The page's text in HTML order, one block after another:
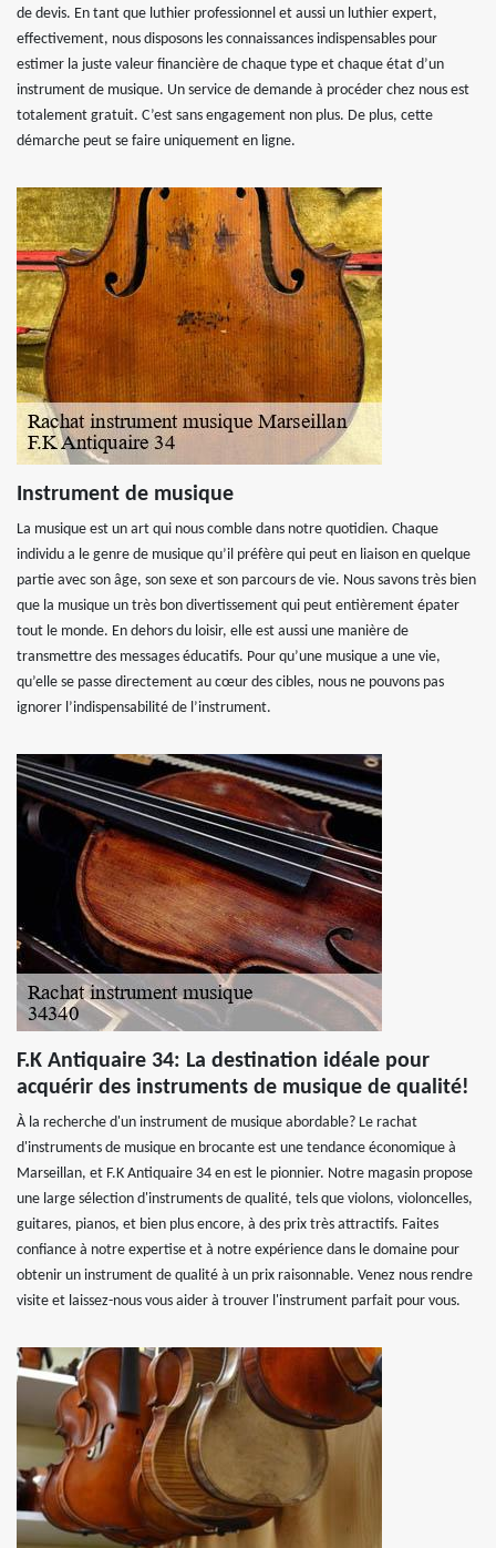
de devis. En tant que luthier professionnel et aussi un luthier expert,
effectivement, nous disposons les connaissances indispensables pour
estimer la juste valeur financière de chaque type et chaque état d’un
instrument de musique. Un service de demande à procéder chez nous est
totalement gratuit. C’est sans engagement non plus. De plus, cette
démarche peut se faire uniquement en ligne.
Instrument de musique
La musique est un art qui nous comble dans notre quotidien. Chaque
individu a le genre de musique qu’il préfère qui peut en liaison en quelque
partie avec son âge, son sexe et son parcours de vie. Nous savons très bien
que la musique un très bon divertissement qui peut entièrement épater
tout le monde. En dehors du loisir, elle est aussi une manière de
transmettre des messages éducatifs. Pour qu’une musique a une vie,
qu’elle se passe directement au cœur des cibles, nous ne pouvons pas
ignorer l’indispensabilité de l’instrument.
F.K Antiquaire 34: La destination idéale pour
acquérir des instruments de musique de qualité!
À la recherche d'un instrument de musique abordable? Le rachat
d'instruments de musique en brocante est une tendance économique à
Marseillan, et F.K Antiquaire 34 en est le pionnier. Notre magasin propose
une large sélection d'instruments de qualité, tels que violons, violoncelles,
guitares, pianos, et bien plus encore, à des prix très attractifs. Faites
confiance à notre expertise et à notre expérience dans le domaine pour
obtenir un instrument de qualité à un prix raisonnable. Venez nous rendre
visite et laissez-nous vous aider à trouver l'instrument parfait pour vous.